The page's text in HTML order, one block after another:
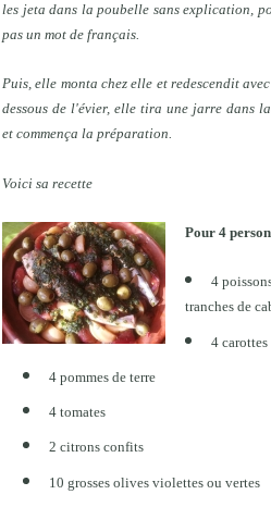
les jeta dans la poubelle sans explication,
pas un mot de français.
Puis, elle monta chez elle et redescendit
dessous de l'évier, elle tira une jarre dans
et commença la préparation.
Voici sa recette
Pour 4
4
tranches de
4 carottes
4 pommes de terre
4 tomates
2 citrons confits
10 grosses olives violettes ou vertes